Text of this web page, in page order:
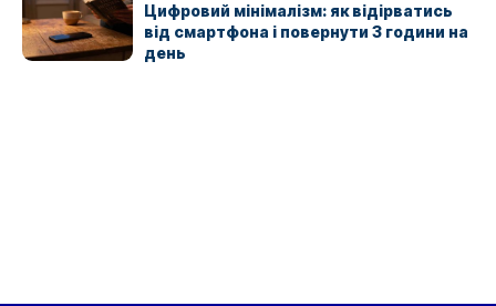
Цифровий мінімалізм: як відірватись
від смартфона і повернути 3 години на
день